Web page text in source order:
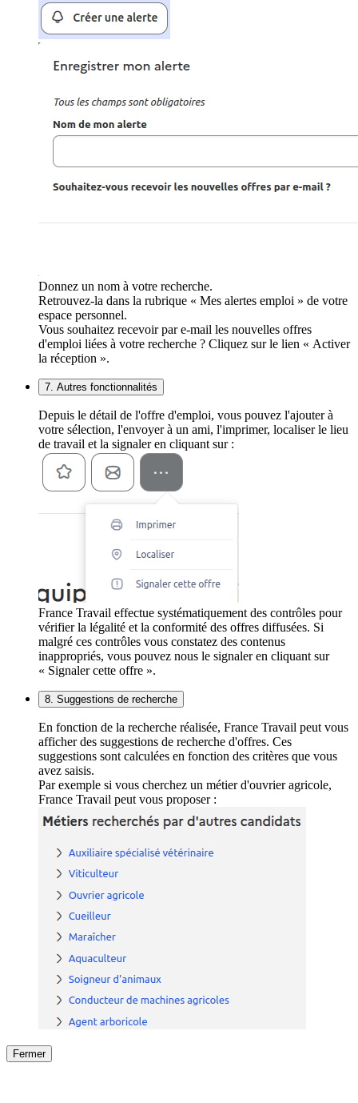
Donnez un nom à votre recherche.
Retrouvez-la dans la rubrique « Mes alertes emploi » de votre
espace personnel.
Vous souhaitez recevoir par e-mail les nouvelles offres
d'emploi liées à votre recherche ? Cliquez sur le lien « Activer
la réception ».
7. Autres fonctionnalités
Depuis le détail de l'offre d'emploi, vous pouvez l'ajouter à
votre sélection, l'envoyer à un ami, l'imprimer, localiser le lieu
de travail et la signaler en cliquant sur :
France Travail effectue systématiquement des contrôles pour
vérifier la légalité et la conformité des offres diffusées. Si
malgré ces contrôles vous constatez des contenus
inappropriés, vous pouvez nous le signaler en cliquant sur
« Signaler cette offre ».
8. Suggestions de recherche
En fonction de la recherche réalisée, France Travail peut vous
afficher des suggestions de recherche d'offres. Ces
suggestions sont calculées en fonction des critères que vous
avez saisis.
Par exemple si vous cherchez un métier d'ouvrier agricole,
France Travail peut vous proposer :
Fermer